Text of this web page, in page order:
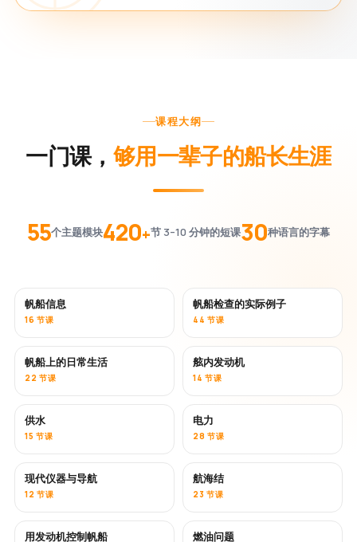
课程大纲
一门课， 够用一辈子的船长生涯
55个主题模块420+节 3–10 分钟的短课30种语言的字幕
帆船信息
16 节课
帆船检查的实际例子
44 节课
帆船上的日常生活
22 节课
舷内发动机
14 节课
供水
15 节课
电力
28 节课
现代仪器与导航
12 节课
航海结
23 节课
用发动机控制帆船 燃油问题